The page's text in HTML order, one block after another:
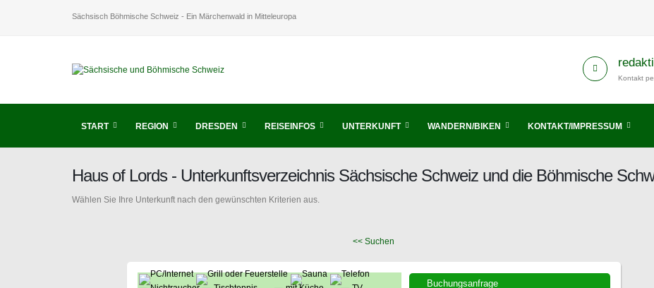
Sächsisch Böhmische Schweiz - Ein Märchenwald in Mitteleuropa
Kontakt
START REGION DRESDEN REISEINFOS UNTERKUNFT WANDERN/BIKEN KONTAKT/IMPRESSUM
Haus of Lords - Unterkunftsverzeichnis Sächsische Schweiz und die Böhmische
Wählen Sie Ihre Unterkunft nach den gewünschten Kriterien aus.
<< Suchen
Buchungsanfrage